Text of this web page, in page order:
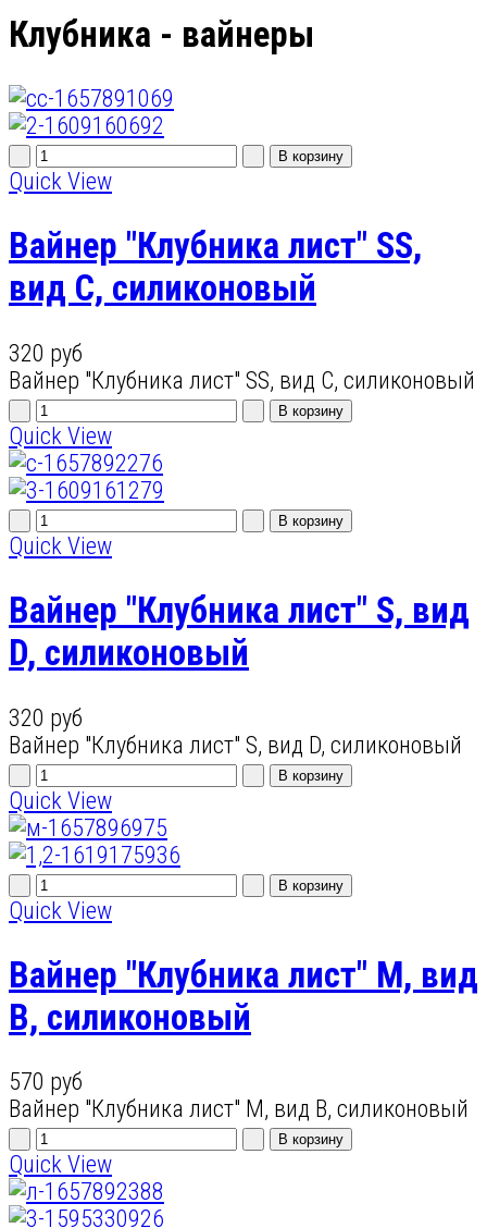
Клубника - вайнеры
Quick View
Вайнер "Клубника лист" SS,
вид С, силиконовый
320 руб
Вайнер "Клубника лист" SS, вид С, силиконовый
Quick View
Quick View
Вайнер "Клубника лист" S, вид
D, силиконовый
320 руб
Вайнер "Клубника лист" S, вид D, силиконовый
Quick View
Quick View
Вайнер "Клубника лист" M, вид
B, силиконовый
570 руб
Вайнер "Клубника лист" M, вид B, силиконовый
Quick View